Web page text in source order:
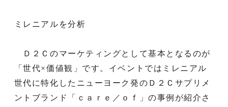
ミレニアルを分析
Ｄ２Ｃのマーケティングとして基本となるのが
「世代×価値観」です。イベントではミレニアル
世代に特化したニューヨーク発のＤ２Ｃサプリメ
ントブランド「ｃａｒｅ／ｏｆ」の事例が紹介さ